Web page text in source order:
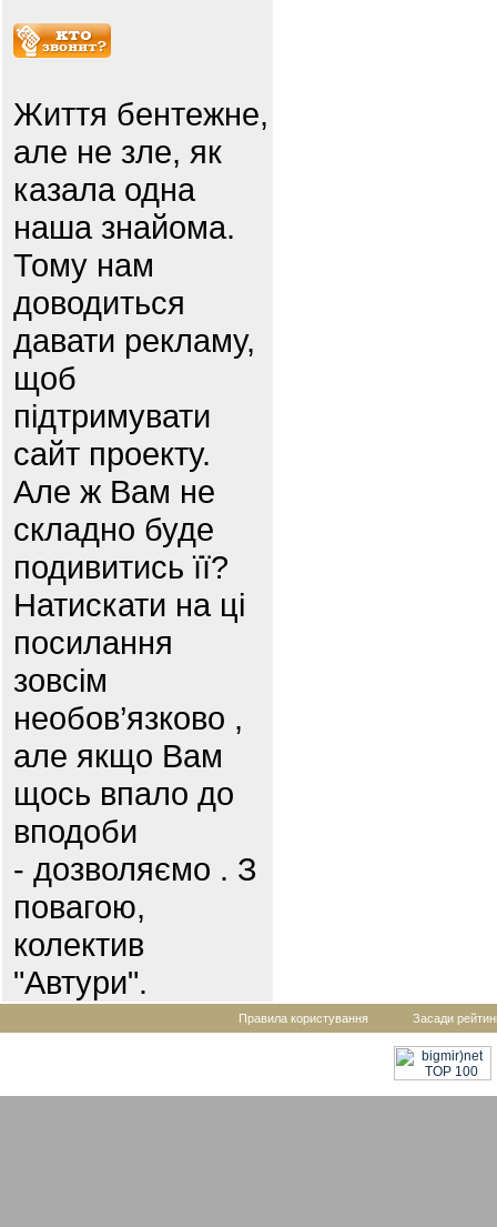
Життя бентежне,
але не зле, як
казала одна
наша знайома.
Тому нам
доводиться
давати рекламу,
щоб
підтримувати
сайт проекту.
Але ж Вам не
складно буде
подивитись її?
Натискати на ці
посилання
зовсім
необов’язково ,
але якщо Вам
щось впало до
вподоби
- дозволяємо . З
повагою,
колектив
"Автури".
Правила користування Засади